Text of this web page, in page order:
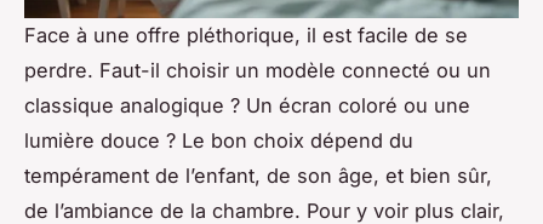
Face à une offre pléthorique, il est facile de se
perdre. Faut-il choisir un modèle connecté ou un
classique analogique ? Un écran coloré ou une
lumière douce ? Le bon choix dépend du
tempérament de l’enfant, de son âge, et bien sûr,
de l’ambiance de la chambre. Pour y voir plus clair,